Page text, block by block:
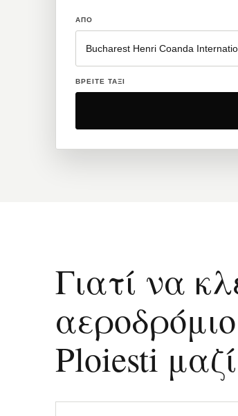
ΑΠΌ
ΒΡΕΊΤΕ ΤΑΞΊ
Γιατί να
Ploiesti